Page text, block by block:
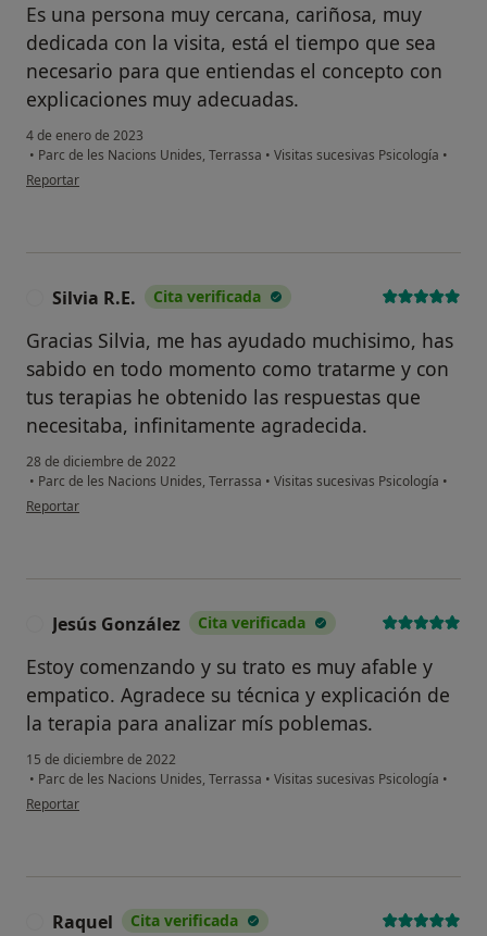
Es una persona muy cercana, cariñosa, muy
dedicada con la visita, está el tiempo que sea
necesario para que entiendas el concepto con
explicaciones muy adecuadas.
4 de enero de 2023
• Parc de les Nacions Unides, Terrassa • Visitas sucesivas Psicología •
en opinión del usuario Aixa
Reportar
Silvia R.E. Cita verificada
Gracias Silvia, me has ayudado muchisimo, has
sabido en todo momento como tratarme y con
tus terapias he obtenido las respuestas que
necesitaba, infinitamente agradecida.
28 de diciembre de 2022
• Parc de les Nacions Unides, Terrassa • Visitas sucesivas Psicología •
en opinión del usuario Silvia R.E.
Reportar
Jesús González Cita verificada
Estoy comenzando y su trato es muy afable y
empatico. Agradece su técnica y explicación de
la terapia para analizar mís poblemas.
15 de diciembre de 2022
• Parc de les Nacions Unides, Terrassa • Visitas sucesivas Psicología •
en opinión del usuario Jesús González
Reportar
Raquel Cita verificada